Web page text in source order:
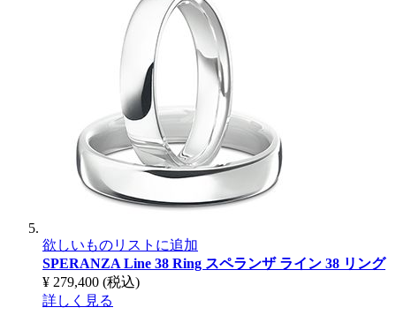
欲しいものリストに追加
SPERANZA Line 38 Ring スペランザ ライン 38 リング
¥ 279,400 (税込)
詳しく見る